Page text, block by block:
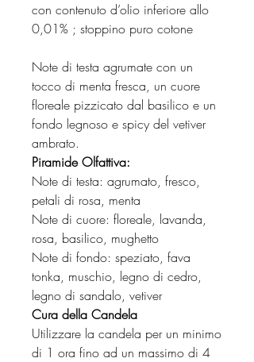
con contenuto d’olio inferiore allo
0,01% ; stoppino puro cotone
Note di testa agrumate con un
tocco di menta fresca, un cuore
floreale pizzicato dal basilico e un
fondo legnoso e spicy del vetiver
ambrato.
Piramide Olfattiva:
Note di testa: agrumato, fresco,
petali di rosa, menta
Note di cuore: floreale, lavanda,
rosa, basilico, mughetto
Note di fondo: speziato, fava
tonka, muschio, legno di cedro,
legno di sandalo, vetiver
Cura della Candela
Utilizzare la candela per un minimo
di 1 ora fino ad un massimo di 4